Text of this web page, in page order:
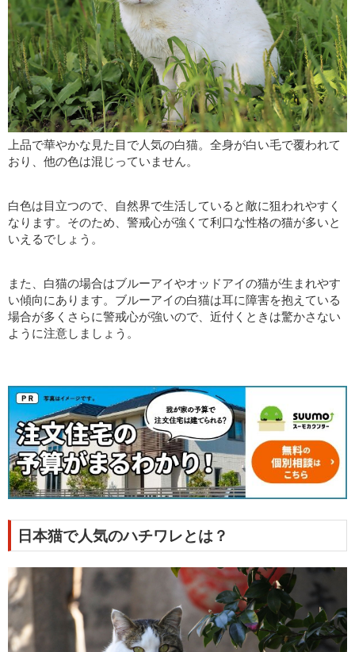
上品で華やかな見た目で人気の白猫。全身が白い毛で覆われて
おり、他の色は混じっていません。
白色は目立つので、自然界で生活していると敵に狙われやすく
なります。そのため、警戒心が強くて利口な性格の猫が多いと
いえるでしょう。
また、白猫の場合はブルーアイやオッドアイの猫が生まれやす
い傾向にあります。ブルーアイの白猫は耳に障害を抱えている
場合が多くさらに警戒心が強いので、近付くときは驚かさない
ように注意しましょう。
日本猫で人気のハチワレとは？